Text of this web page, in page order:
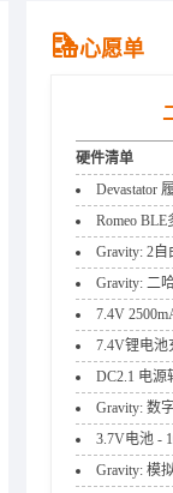
心愿单
硬件清单
Devastator
Romeo
Gravity: 2自
Gravity: 二
视觉传感器 -
7.4V
护板）7.4V锂电池
DC2.1 电源
Gravity: 数
流(兼容
3.7V电池 -
Gravity: 模